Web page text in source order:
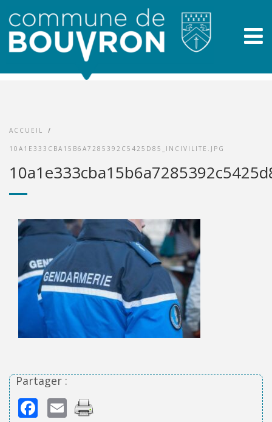
ACCUEIL /
10A1E333CBA15B6A7285392C5425D85_INCIVILITE.JPG
Partager :
Facebook
Email